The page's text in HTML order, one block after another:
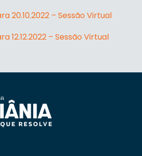
20.10.2022 – Sessão Virtual
12.12.2022 – Sessão Virtual